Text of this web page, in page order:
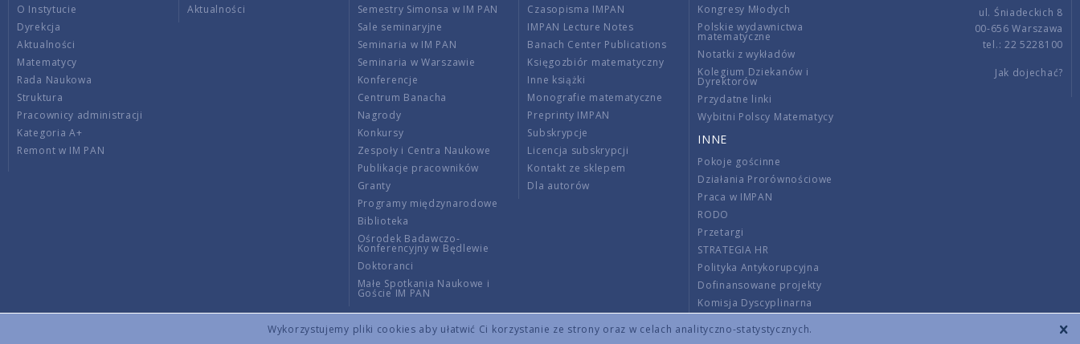
Wykorzystujemy pliki cookies aby ułatwić Ci korzystanie ze strony oraz w celach analityczno-statystycznych.
O Instytucie
Dyrekcja
Aktualności
Matematycy
Rada Naukowa
Struktura
Pracownicy administracji
Kategoria A+
Remont w IM PAN
Aktualności
Semestry Simonsa w IM PAN
Sale seminaryjne
Seminaria w IM PAN
Seminaria w Warszawie
Konferencje
Centrum Banacha
Nagrody
Konkursy
Zespoły i Centra Naukowe
Publikacje pracowników
Granty
Programy międzynarodowe
Biblioteka
Ośrodek Badawczo-
Konferencyjny w Będlewie
Doktoranci
Małe Spotkania Naukowe i
Goście IM PAN
Czasopisma IMPAN
IMPAN Lecture Notes
Banach Center Publications
Księgozbiór matematyczny
Inne książki
Monografie matematyczne
Preprinty IMPAN
Subskrypcje
Licencja subskrypcji
Kontakt ze sklepem
Dla autorów
Kongresy Młodych
Polskie wydawnictwa
matematyczne
Notatki z wykładów
Kolegium Dziekanów i
Dyrektorów
Przydatne linki
Wybitni Polscy Matematycy
INNE
Pokoje gościnne
Działania Prorównościowe
Praca w IMPAN
RODO
Przetargi
STRATEGIA HR
Polityka Antykorupcyjna
Dofinansowane projekty
Komisja Dyscyplinarna
Wnoszenie opłat
ul. Śniadeckich 8
00-656 Warszawa
tel.: 22 5228100
Jak dojechać?